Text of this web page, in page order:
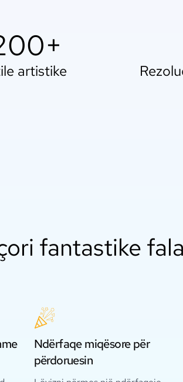
artistike
fantastike
Ndërfaqe miqësore për
përdoruesin